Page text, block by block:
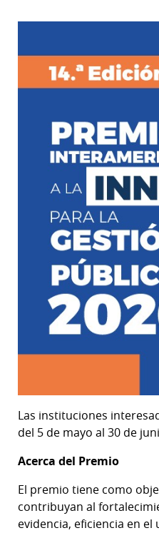
Las instituciones
del 5 de mayo al 30 de
Acerca del Premio
El premio tiene como
contribuyan al
evidencia, eficiencia en